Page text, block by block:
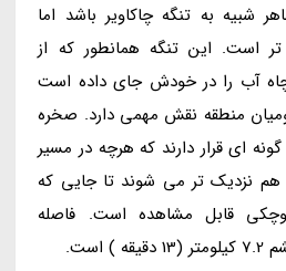
شبیه به تنگه چاکاویر باشد اما
است. این تنگه همانطور که از
آب را در خودش جای داده است
منطقه نقش مهمی دارد. صخره
ای قرار دارند که هرچه در مسیر
نزدیک تر می شوند تا جایی که
قابل مشاهده است. فاصله
است.